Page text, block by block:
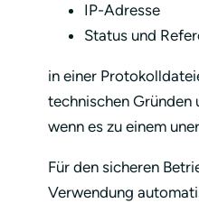
IP-Adresse
Status und
in einer
technischen Gründen
wenn es zu einem
Für den sicheren
Verwendung